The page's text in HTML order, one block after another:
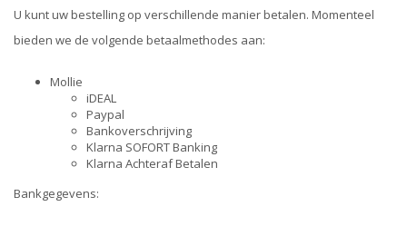
U kunt uw bestelling op verschillende manier betalen. Momenteel
bieden we de volgende betaalmethodes aan:
Mollie
iDEAL
Paypal
Bankoverschrijving
Klarna SOFORT Banking
Klarna Achteraf Betalen
Bankgegevens: